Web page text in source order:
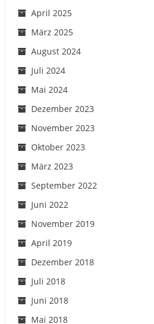
April 2025
März 2025
August 2024
Juli 2024
Mai 2024
Dezember 2023
November 2023
Oktober 2023
März 2023
September 2022
Juni 2022
November 2019
April 2019
Dezember 2018
Juli 2018
Juni 2018
Mai 2018